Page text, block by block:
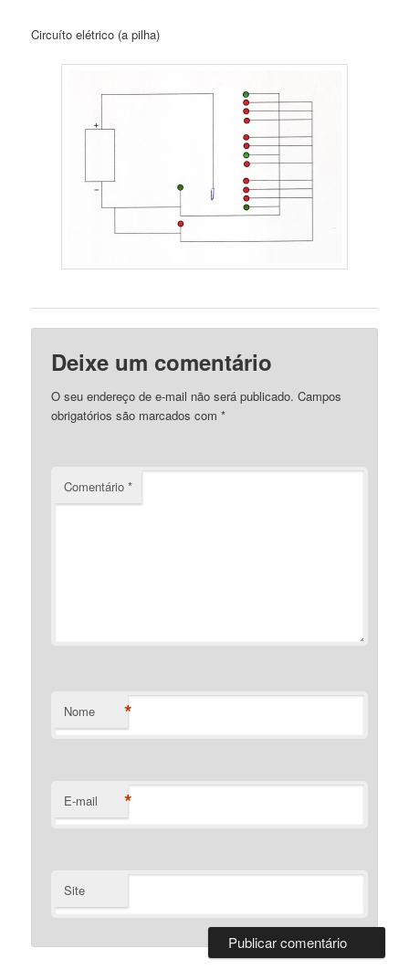
Circuíto elétrico (a pilha)
Deixe um comentário
O seu endereço de e-mail não será publicado. Campos
obrigatórios são marcados com*
Comentário*
Nome *
E-mail *
Site